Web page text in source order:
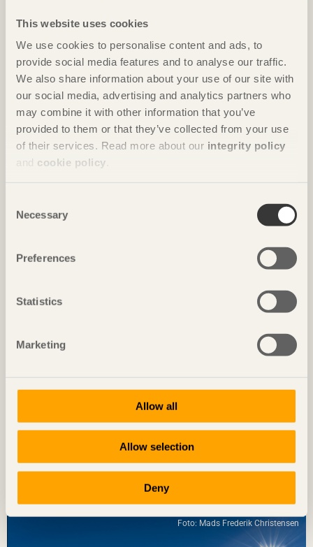
This website uses cookies
We use cookies to personalise content and ads, to
provide social media features and to analyse our traffic.
We also share information about your use of our site with
our social media, advertising and analytics partners who
may combine it with other information that you’ve
provided to them or that they’ve collected from your use
of their services. Read more about our integrity policy
and cookie policy
Selection
Necessary
Preferences
Statistics
Marketing
Allow all
Allow selection
Deny
NOTERAT
Hus för Marebito
NOTERAT
Ateljé Grytnäs
Foto: Mads Frederik Christensen